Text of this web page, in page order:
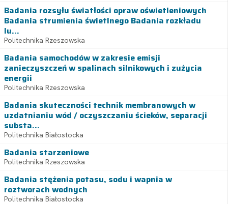
Badania rozsyłu światłości opraw oświetleniowych
Badania strumienia świetlnego Badania rozkładu
lu...
Politechnika Rzeszowska
Badania samochodów w zakresie emisji
zanieczyszczeń w spalinach silnikowych i zużycia
energii
Politechnika Rzeszowska
Badania skuteczności technik membranowych w
uzdatnianiu wód / oczyszczaniu ścieków, separacji
substa...
Politechnika Białostocka
Badania starzeniowe
Politechnika Rzeszowska
Badania stężenia potasu, sodu i wapnia w
roztworach wodnych
Politechnika Białostocka